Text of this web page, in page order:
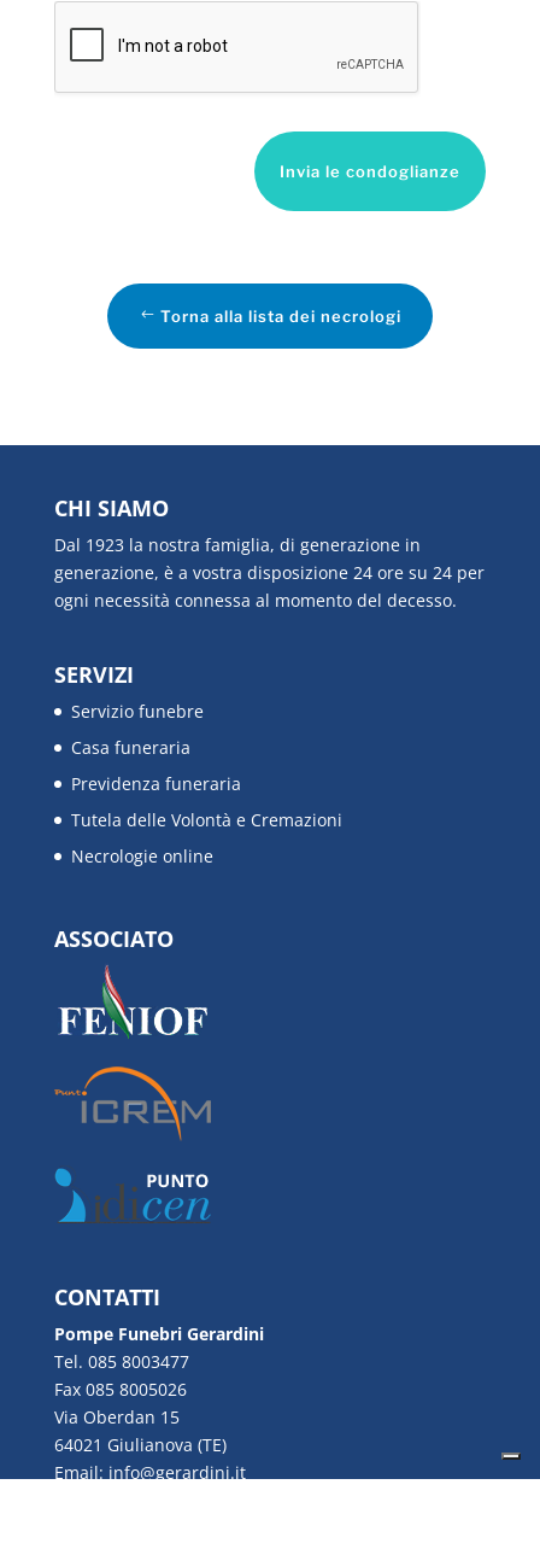
Invia le condoglianze
Torna alla lista dei necrologi
CHI SIAMO
Dal 1923 la nostra famiglia, di generazione in
generazione, è a vostra disposizione 24 ore su 24 per
ogni necessità connessa al momento del decesso.
SERVIZI
Servizio funebre
Casa funeraria
Previdenza funeraria
Tutela delle Volontà e Cremazioni
Necrologie online
ASSOCIATO
CONTATTI
Pompe Funebri Gerardini
Tel. 085 8003477
Fax 085 8005026
Via Oberdan 15
64021 Giulianova (TE)
Email: info@gerardini.it